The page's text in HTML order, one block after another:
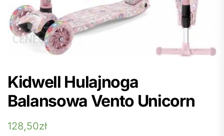
Kidwell Hulajnoga
Balansowa Vento Unicorn
128,50zł